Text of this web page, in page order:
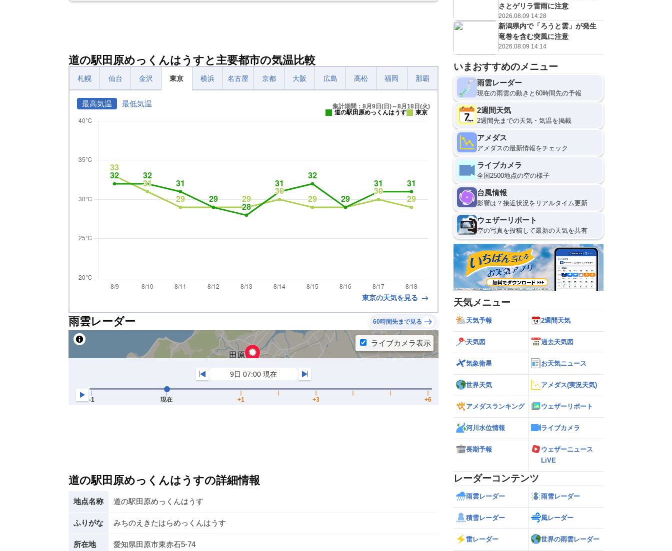
道の駅田原めっくんはうすと主要都市の気温比較
札幌 仙台 金沢 東京 横浜 名古屋 京都 大阪 広島 高松 福岡 那覇
最高気温 最低気温
集計期間：8月9日(日)～8月18日(火)
道の駅田原めっくんはうす
東京
東京の天気を見る
雨雲レーダー 60時間先まで見る
道の駅田原めっくんはうすの詳細情報
地点名称 道の駅田原めっくんはうす
ふりがな みちのえきたはらめっくんはうす
所在地 愛知県田原市東赤石5-74
さとゲリラ雷雨に注意
2026.08.09 14:28
新潟県内で「ろうと雲」が発生
竜巻を含む突風に注意
2026.08.09 14:14
いまおすすめのメニュー
雨雲レーダー
現在の雨雲の動きと60時間先の予報
2週間天気
2週間先までの天気・気温を掲載
アメダス
アメダスの最新情報をチェック
ライブカメラ
全国2500地点の空の様子
台風情報
影響は？接近状況をリアルタイム更新
ウェザーリポート
空の写真を投稿して最新の天気を共有
天気メニュー
天気予報 2週間天気
天気図 過去天気図
気象衛星 お天気ニュース
世界天気 アメダス(実況天気)
アメダスランキング ウェザーリポート
河川水位情報 ライブカメラ
長期予報
ウェザーニュース
LiVE
レーダーコンテンツ
雨雲レーダー 雨雪レーダー
積雪レーダー 風レーダー
雷レーダー 世界の雨雲レーダー